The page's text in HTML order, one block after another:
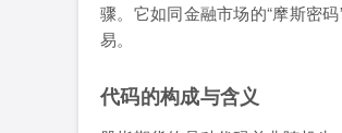
骤。它如同金融市场的“摩斯密
易。
代码的构成与含义